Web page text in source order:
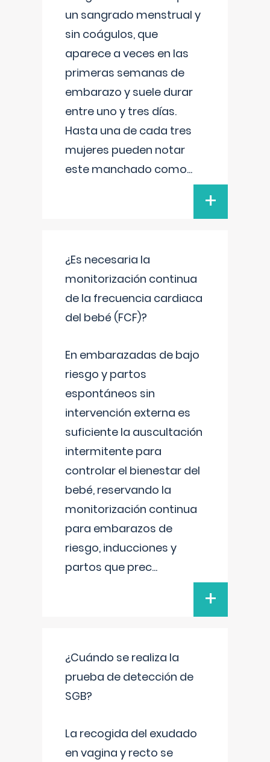
un sangrado menstrual y
sin coágulos, que
aparece a veces en las
primeras semanas de
embarazo y suele durar
entre uno y tres días.
Hasta una de cada tres
mujeres pueden notar
este manchado como...
+
¿Es necesaria la
monitorización continua
de la frecuencia cardiaca
del bebé (FCF)?
En embarazadas de bajo
riesgo y partos
espontáneos sin
intervención externa es
suficiente la auscultación
intermitente para
controlar el bienestar del
bebé, reservando la
monitorización continua
para embarazos de
riesgo, inducciones y
partos que prec...
+
¿Cuándo se realiza la
prueba de detección de
SGB?
La recogida del exudado
en vagina y recto se